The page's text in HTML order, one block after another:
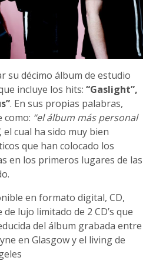
su décimo álbum de estudio
incluye los hits:“Gaslight”,
. En sus propias palabras,
como: “el álbum más personal
, el cual ha sido muy bien
que han colocado los
en los primeros lugares de las
en formato digital, CD,
lujo limitado de 2 CD’s que
del álbum grabada entre
en Glasgow y el living de